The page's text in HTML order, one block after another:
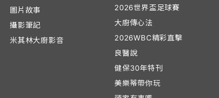
圖片故事
攝影筆記
米其林大廚影音
2026世界盃足球賽
大廚傳心法
2026WBC精彩直擊
良醫說
健保30年特刊
美樂蒂帶你玩